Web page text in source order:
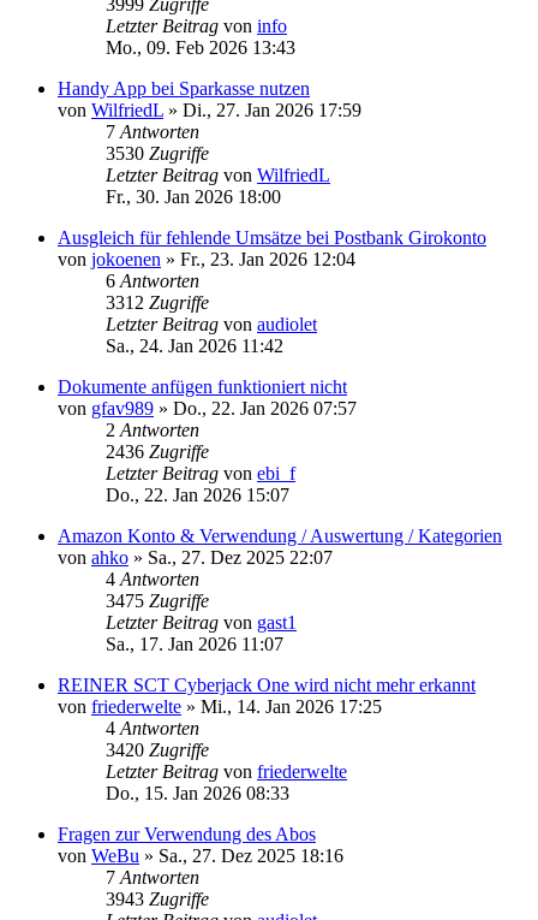
Letzter Beitrag von info
Mo., 09. Feb 2026 13:43
Handy App bei Sparkasse nutzen
von WilfriedL » Di., 27. Jan 2026 17:59
7 Antworten
3530 Zugriffe
Letzter Beitrag von WilfriedL
Fr., 30. Jan 2026 18:00
Ausgleich für fehlende Umsätze bei Postbank Girokonto
von jokoenen » Fr., 23. Jan 2026 12:04
6 Antworten
3312 Zugriffe
Letzter Beitrag von audiolet
Sa., 24. Jan 2026 11:42
Dokumente anfügen funktioniert nicht
von gfav989 » Do., 22. Jan 2026 07:57
2 Antworten
2436 Zugriffe
Letzter Beitrag von ebi_f
Do., 22. Jan 2026 15:07
Amazon Konto & Verwendung / Auswertung / Kategorien
von ahko » Sa., 27. Dez 2025 22:07
4 Antworten
3475 Zugriffe
Letzter Beitrag von gast1
Sa., 17. Jan 2026 11:07
REINER SCT Cyberjack One wird nicht mehr erkannt
von friederwelte » Mi., 14. Jan 2026 17:25
4 Antworten
3420 Zugriffe
Letzter Beitrag von friederwelte
Do., 15. Jan 2026 08:33
Fragen zur Verwendung des Abos
von WeBu » Sa., 27. Dez 2025 18:16
7 Antworten
3943 Zugriffe